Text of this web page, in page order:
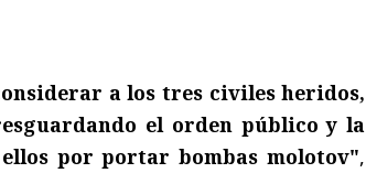
a los tres civiles heridos,
el orden público y la
por portar bombas molotov",